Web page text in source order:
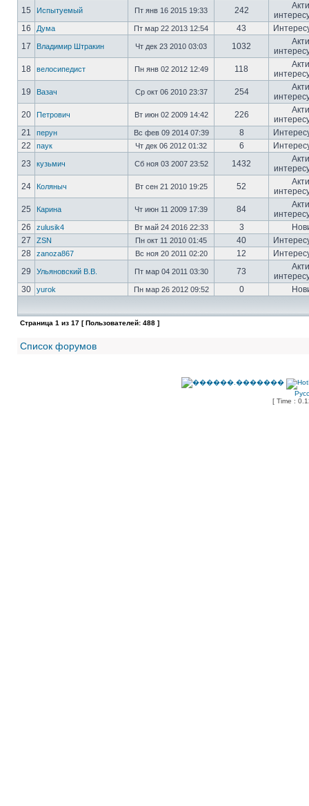
15
Испытуемый Пт янв 16 2015 19:33 242
16
Дума Пт мар 22 2013 12:54 43
17
Владимир Штракин Чт дек 23 2010 03:03 1032
18
велосипедист Пн янв 02 2012 12:49 118
19
Вазач Ср окт 06 2010 23:37 254
20
Петрович Вт июн 02 2009 14:42 226
21
перун Вс фев 09 2014 07:39 8
22
паук Чт дек 06 2012 01:32 6
23
кузьмич Сб ноя 03 2007 23:52 1432
24
Коляныч Вт сен 21 2010 19:25 52
25
Карина Чт июн 11 2009 17:39 84
26
zulusik4 Вт май 24 2016 22:33 3
27
ZSN Пн окт 11 2010 01:45 40
28
zanoza867 Вс ноя 20 2011 02:20 12
29
Ульяновский В.В. Пт мар 04 2011 03:30 73
30
yurok Пн мар 26 2012 09:52 0
Страница 1 из 17 [ Пользователей: 488 ]
Список форумов
[ Time :